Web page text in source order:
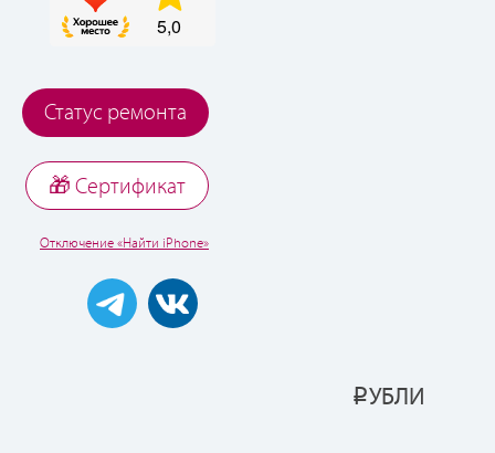
Статус ремонта
🎁 Cертификат
Отключение «Найти iPhone»
РУБЛИ